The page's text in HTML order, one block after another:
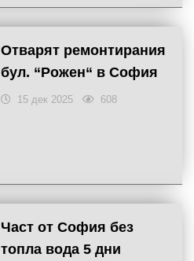
Отварят ремонтирания
бул. “Рожен“ в София
15 дек 2025 608
Част от София без
топла вода 5 дни